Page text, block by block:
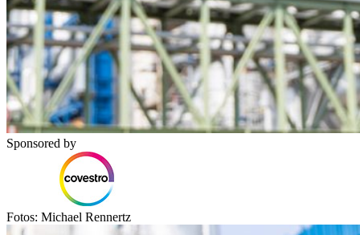
Sponsored by
Fotos: Michael Rennertz